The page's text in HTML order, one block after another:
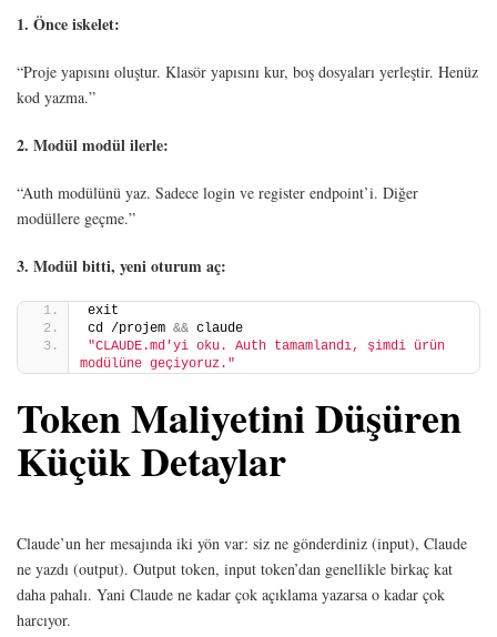
1. Önce iskelet:
“Proje yapısını oluştur. Klasör yapısını kur, boş dosyaları yerleştir. Henüz
kod yazma.”
2. Modül modül ilerle:
“Auth modülünü yaz. Sadece login ve register endpoint’i. Diğer
modüllere geçme.”
3. Modül bitti, yeni oturum aç:
exit
cd /projem && claude
"CLAUDE.md'yi oku. Auth tamamlandı, şimdi ürün
modülüne geçiyoruz."
Token Maliyetini Düşüren
Küçük Detaylar
Claude’un her mesajında iki yön var: siz ne gönderdiniz (input), Claude
ne yazdı (output). Output token, input token’dan genellikle birkaç kat
daha pahalı. Yani Claude ne kadar çok açıklama yazarsa o kadar çok
harcıyor.